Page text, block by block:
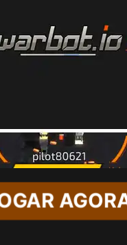
AGORA